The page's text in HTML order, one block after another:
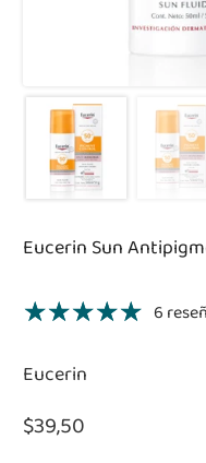
Eucerin Sun
6
Eucerin
$39,50